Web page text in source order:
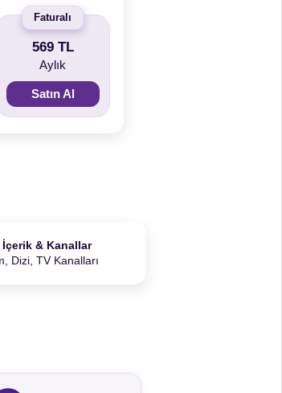
Faturalı
569 TL
Aylık
Satın Al
& Kanallar
Dizi, TV Kanalları